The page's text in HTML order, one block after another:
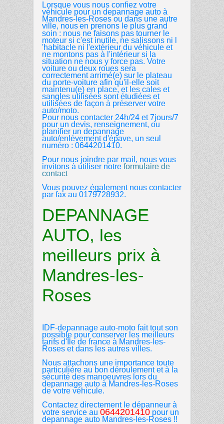
Lorsque vous nous confiez votre
véhicule pour un depannage auto à
Mandres-les-Roses ou dans une autre
ville, nousen prenons le plus grand
soin : nous ne faisons pas tourner le
moteur si c'est inutile, ne salissons ni l
'habitacle ni l'extérieur du véhicule et
ne montons pas à l'intérieur si la
situation ne nous y force pas. Votre
voiture ou deux roues sera
correctement arrimé(e) sur le plateau
du porte-voiture afin qu'il-elle soit
maintenu(e) en place, et les cales et
sangles utilisées sont étudiées et
utilisées de façon à préserver votre
auto/moto.
Pour nous contacter 24h/24 et 7jours/7
pour un devis, renseignement, ou
planifier un depannage
auto/enlévement d'épave, un seul
numéro : 0644201410.
Pour nous joindre par mail, nous vous
invitons à utiliser notre formulaire de
contact
Vous pouvez également nous contacter
par fax au 0179728932.
DEPANNAGE
AUTO, les
meilleurs prix à
Mandres-les-
Roses
IDF-depannage auto-moto fait tout son
possible pour conserver les meilleurs
tarifs d'Île de france à Mandres-les-
Roses et dans les autres villes.
Nous attachons une importance toute
particuliére au bon déroulement et à la
sécurité des manoeuvres lors du
depannage auto à Mandres-les-Roses
de votre véhicule.
Contactez directement le dépanneur à
votre service au 0644201410 pour un
depannage auto Mandres-les-Roses !!